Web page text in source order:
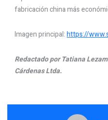
fabricación china más
Imagen principal:https://
Redactado por Tatiana
Cárdenas Ltda.